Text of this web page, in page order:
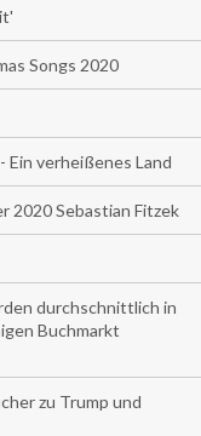
Songs 2020
Ein verheißenes Land
2020 Sebastian Fitzek
durchschnittlich in
Buchmarkt
zu Trump und